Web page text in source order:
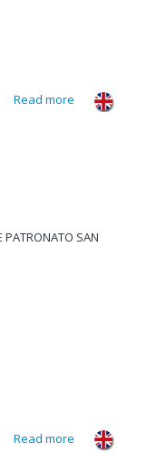
Read more about
PATRONATO SAN
Read more about Sede